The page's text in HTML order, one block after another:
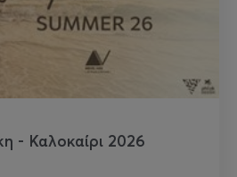
- Καλοκαίρι 2026